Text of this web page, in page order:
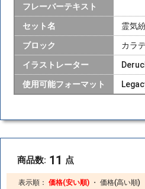
フレーバーテキスト
セット名 霊気
ブロック カラ
イラストレーター
使用可能フォーマット
商品数: 11 点
表示順： 価格(安い順) ・ 価格(高い順)